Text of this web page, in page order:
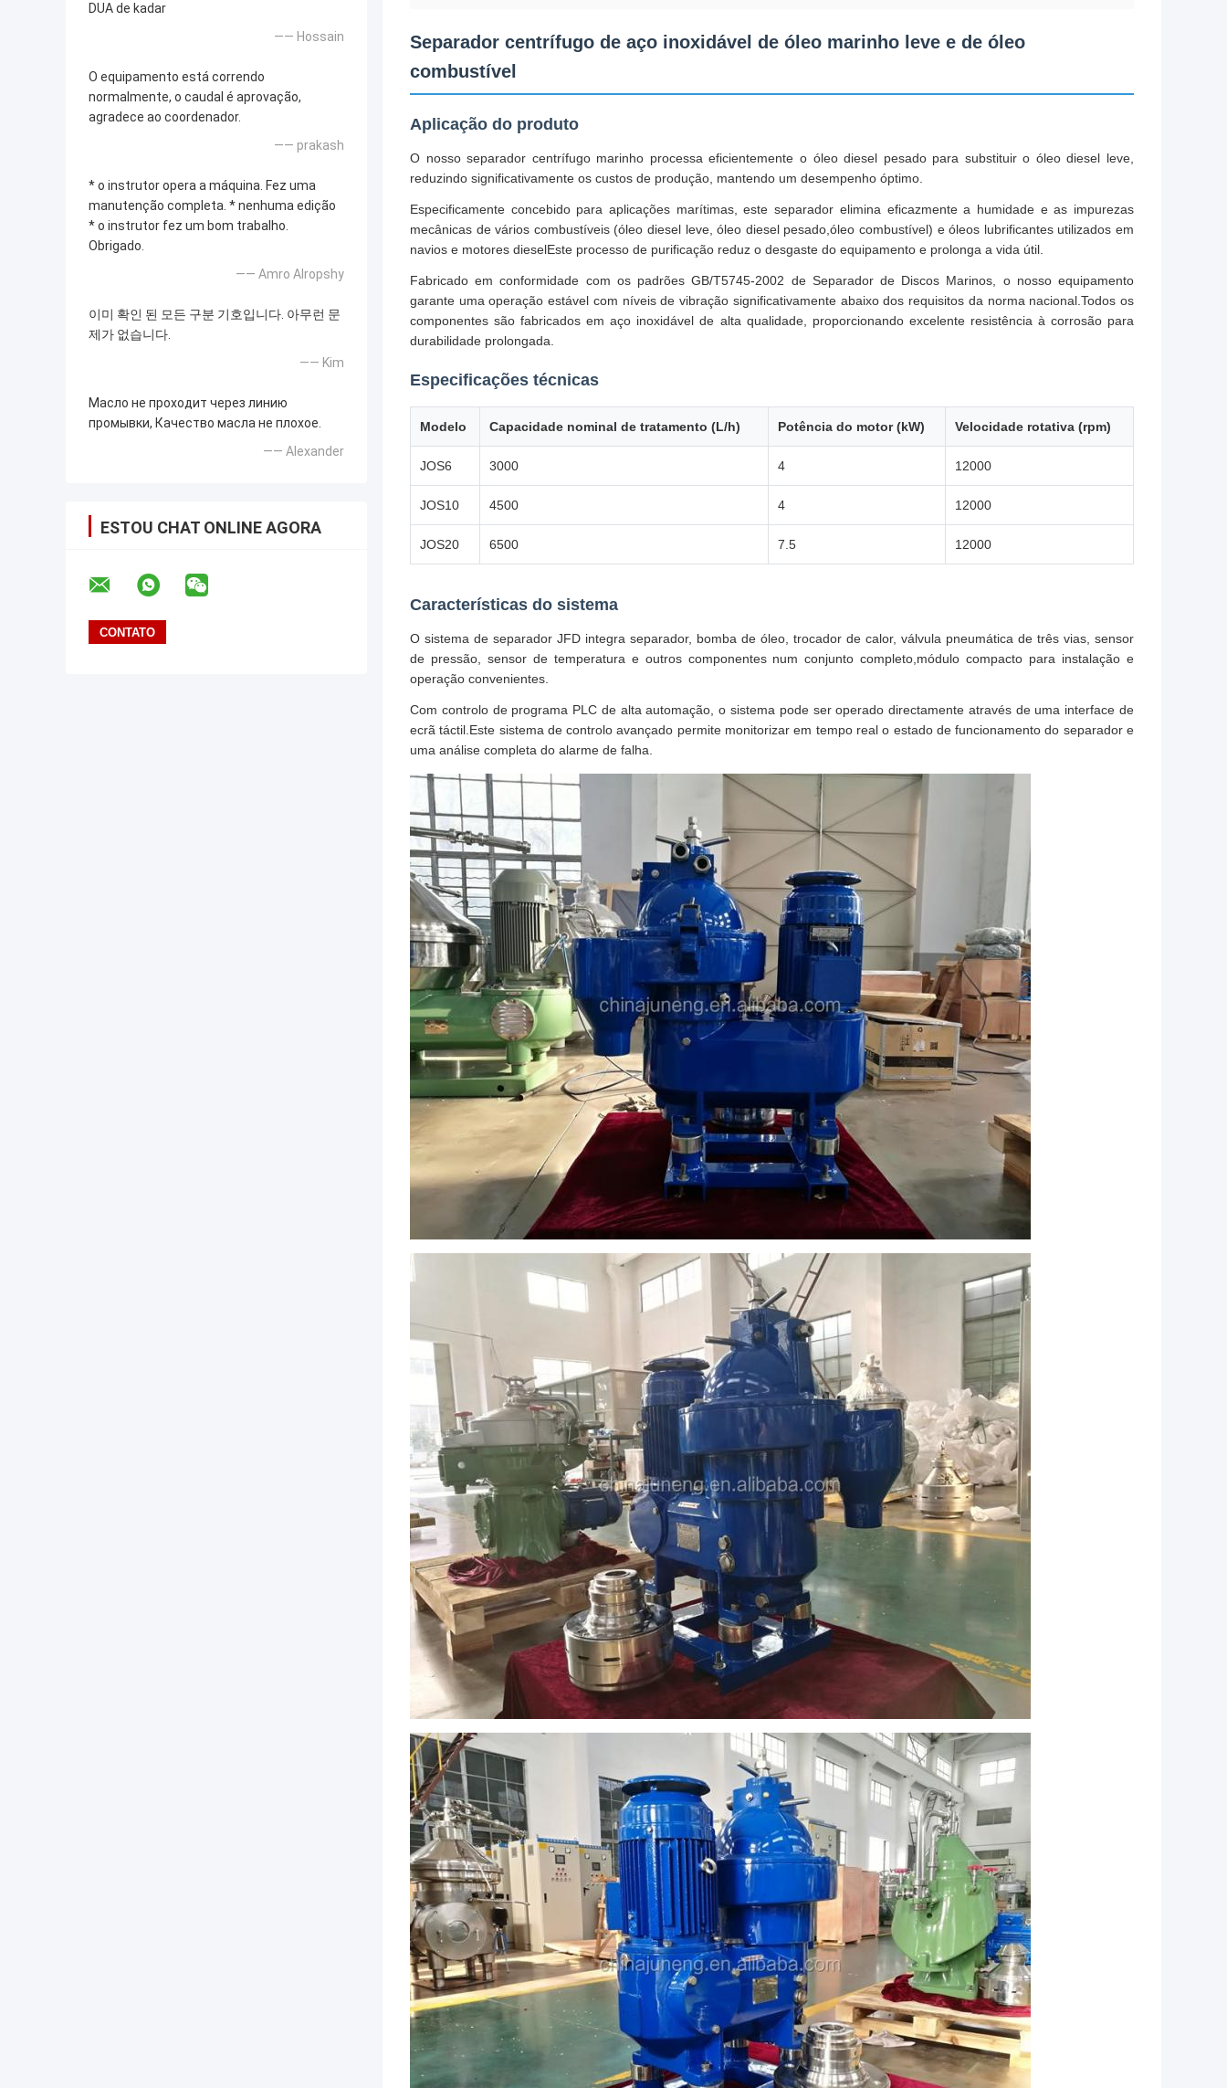
DUA de kadar
—— Hossain
O equipamento está correndo
normalmente, o caudal é aprovação,
agradece ao coordenador.
—— prakash
* o instrutor opera a máquina. Fez uma
manutenção completa. * nenhuma edição
* o instrutor fez um bom trabalho.
Obrigado.
—— Amro Alropshy
이미 확인 된 모든 구분 기호입니다. 아무런 문
제가 없습니다.
—— Kim
Масло не проходит через линию
промывки, Качество масла не плохое.
—— Alexander
ESTOU CHAT ONLINE AGORA
Separador centrífugo de aço inoxidável de óleo marinho leve e de óleo
combustível
Aplicação do produto
O nosso separador centrífugo marinho processa eficientemente o óleo diesel pesado para substituir o óleo diesel leve,
reduzindo significativamente os custos de produção, mantendo um desempenho óptimo.
Especificamente concebido para aplicações marítimas, este separador elimina eficazmente a humidade e as impurezas
mecânicas de vários combustíveis (óleo diesel leve, óleo diesel pesado,óleo combustível) e óleos lubrificantes utilizados em
navios e motores dieselEste processo de purificação reduz o desgaste do equipamento e prolonga a vida útil.
Fabricado em conformidade com os padrões GB/T5745-2002 de Separador de Discos Marinos, o nosso equipamento
garante uma operação estável com níveis de vibração significativamente abaixo dos requisitos da norma nacional.Todos os
componentes são fabricados em aço inoxidável de alta qualidade, proporcionando excelente resistência à corrosão para
durabilidade prolongada.
Especificações técnicas
Modelo Capacidade nominal de tratamento (L/h) Potência do motor (kW) Velocidade rotativa (rpm)
JOS6 3000 4 12000
JOS10 4500 4 12000
JOS20 6500 7.5 12000
Características do sistema
O sistema de separador JFD integra separador, bomba de óleo, trocador de calor, válvula pneumática de três vias, sensor
de pressão, sensor de temperatura e outros componentes num conjunto completo,módulo compacto para instalação e
operação convenientes.
Com controlo de programa PLC de alta automação, o sistema pode ser operado directamente através de uma interface de
ecrã táctil.Este sistema de controlo avançado permite monitorizar em tempo real o estado de funcionamento do separador e
uma análise completa do alarme de falha.